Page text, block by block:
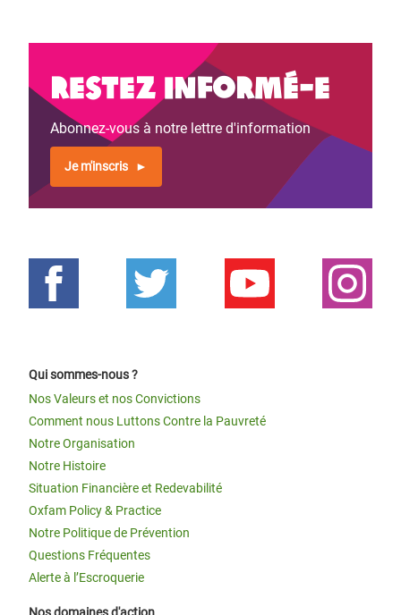
Restez informé-e
Abonnez-vous à notre lettre d'information
Je m'inscris
Qui sommes-nous ?
Nos Valeurs et nos Convictions
Comment nous Luttons Contre la Pauvreté
Notre Organisation
Notre Histoire
Situation Financière et Redevabilité
Oxfam Policy & Practice
Notre Politique de Prévention
Questions Fréquentes
Alerte à l’Escroquerie